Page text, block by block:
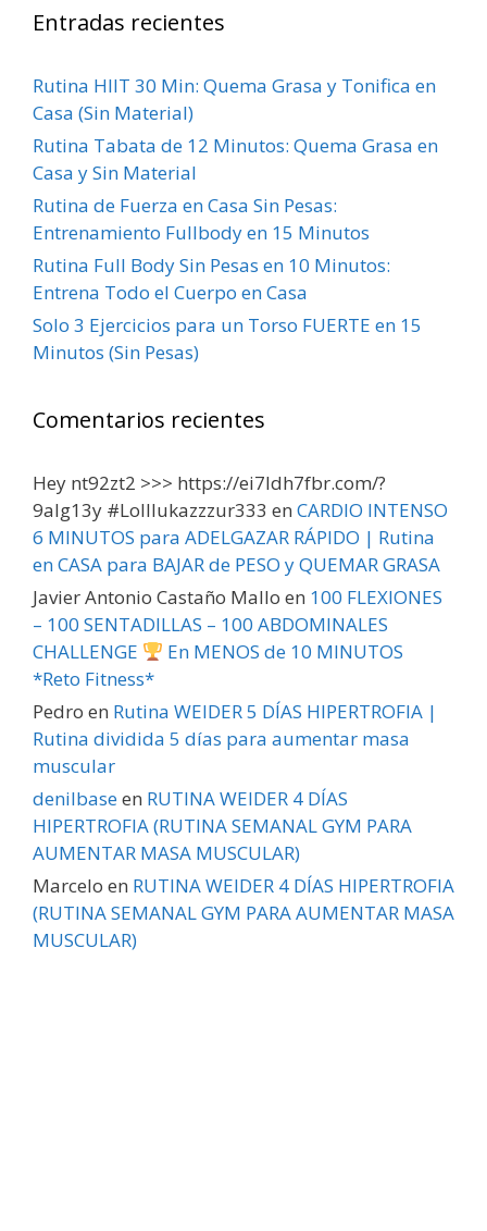
Entradas recientes
Rutina HIIT 30 Min: Quema Grasa y Tonifica en
Casa (Sin Material)
Rutina Tabata de 12 Minutos: Quema Grasa en
Casa y Sin Material
Rutina de Fuerza en Casa Sin Pesas:
Entrenamiento Fullbody en 15 Minutos
Rutina Full Body Sin Pesas en 10 Minutos:
Entrena Todo el Cuerpo en Casa
Solo 3 Ejercicios para un Torso FUERTE en 15
Minutos (Sin Pesas)
Comentarios recientes
Hey nt92zt2 >>> https://ei7ldh7fbr.com/?
9alg13y #Lolllukazzzur333 en CARDIO INTENSO
6 MINUTOS para ADELGAZAR RÁPIDO | Rutina
en CASA para BAJAR de PESO y QUEMAR GRASA
Javier Antonio Castaño Mallo en 100 FLEXIONES
– 100 SENTADILLAS – 100 ABDOMINALES
CHALLENGE
En MENOS de 10 MINUTOS
*Reto Fitness*
Pedro en Rutina WEIDER 5 DÍAS HIPERTROFIA |
Rutina dividida 5 días para aumentar masa
muscular
denilbaseen RUTINA WEIDER 4 DÍAS
HIPERTROFIA (RUTINA SEMANAL GYM PARA
AUMENTAR MASA MUSCULAR)
Marcelo en RUTINA WEIDER 4 DÍAS HIPERTROFIA
(RUTINA SEMANAL GYM PARA AUMENTAR MASA
MUSCULAR)